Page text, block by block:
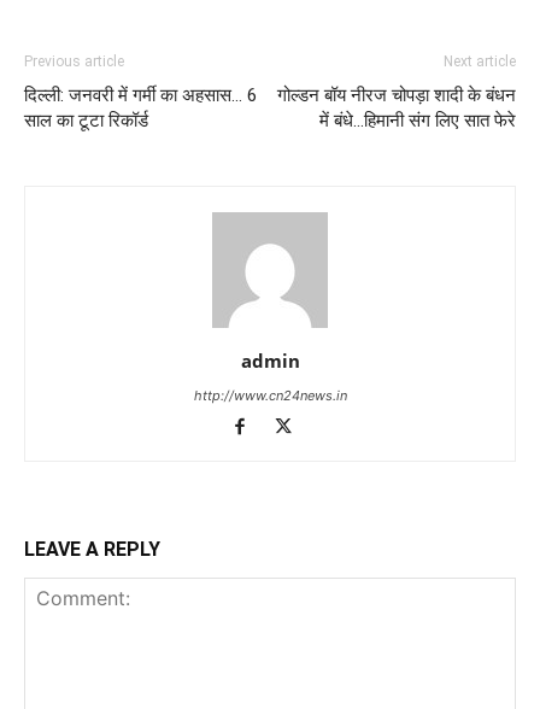
Previous article
दिल्ली: जनवरी में गर्मी का अहसास… 6
साल का टूटा रिकॉर्ड
Next article
गोल्डन बॉय नीरज चोपड़ा शादी के बंधन
में बंधे…हिमानी संग लिए सात फेरे
admin
http://www.cn24news.in
LEAVE A REPLY